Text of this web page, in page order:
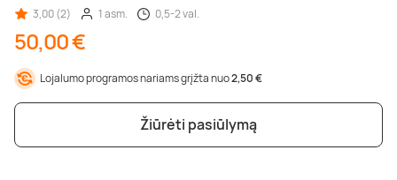
3,00 (2)
1 asm. 0,5-2 val.
50,00 €
Lojalumo programos nariams grįžta nuo2,50 €
Žiūrėti pasiūlymą